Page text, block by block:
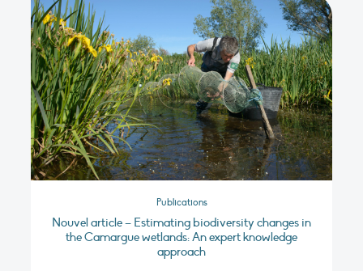
Publications
Nouvel article – Estimating biodiversity changes in
the Camargue wetlands: An expert knowledge
approach